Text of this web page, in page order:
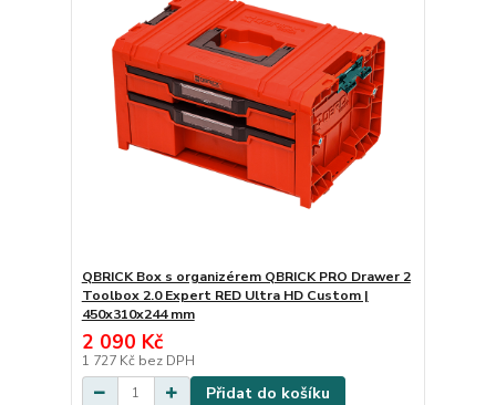
QBRICK Box s organizérem QBRICK PRO Drawer 2
Toolbox 2.0 Expert RED Ultra HD Custom |
450x310x244 mm
2 090 Kč
1 727 Kč bez DPH
Přidat do košíku